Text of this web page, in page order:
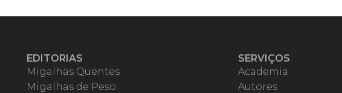
EDITORIAS
Migalhas Quentes
Migalhas de Peso
SERVIÇOS
Academia
Autores